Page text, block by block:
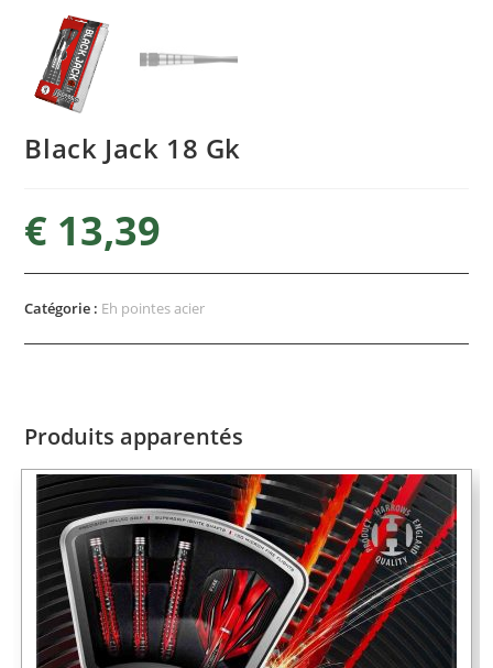
Black Jack 18 Gk
€ 13,39
Catégorie : Eh pointes acier
Produits apparentés